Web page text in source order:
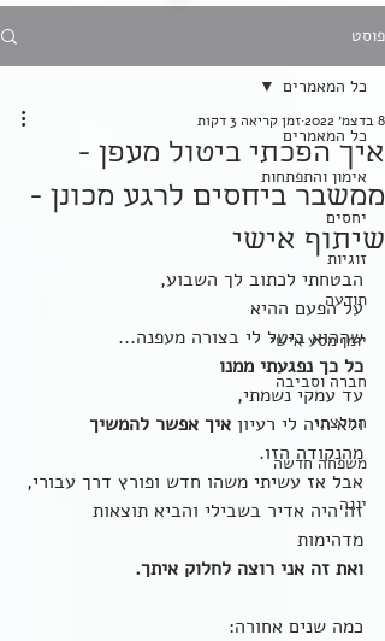
פוסט
כל המאמרים
אימון והתפתחות
יחסים
זוגיות
תודעה
יומן מסע אישי
חברה וסביבה
המלצתי
משפחה חדשה
יוגה
כל המאמרים
איך הפכתי ביטול מעפן -
ממשבר ביחסים לרגע מכונן -
שיתוף אישי
8 בדצמ׳ 2022 זמן קריאה 3 דקות
הבטחתי לכתוב לך השבוע,
על הפעם ההיא
שההוא ביטל לי בצורה מעפנה...
כל כך נפגעתי ממנו
עד עמקי נשמתי,
ולא היה לי רעיון איך אפשר להמשיך
מהנקודה הזו.
אבל אז עשיתי משהו חדש ופורץ דרך עבורי,
זה היה אדיר בשבילי והביא תוצאות
מדהימות
ואת זה אני רוצה לחלוק איתך.
כמה שנים אחורה: